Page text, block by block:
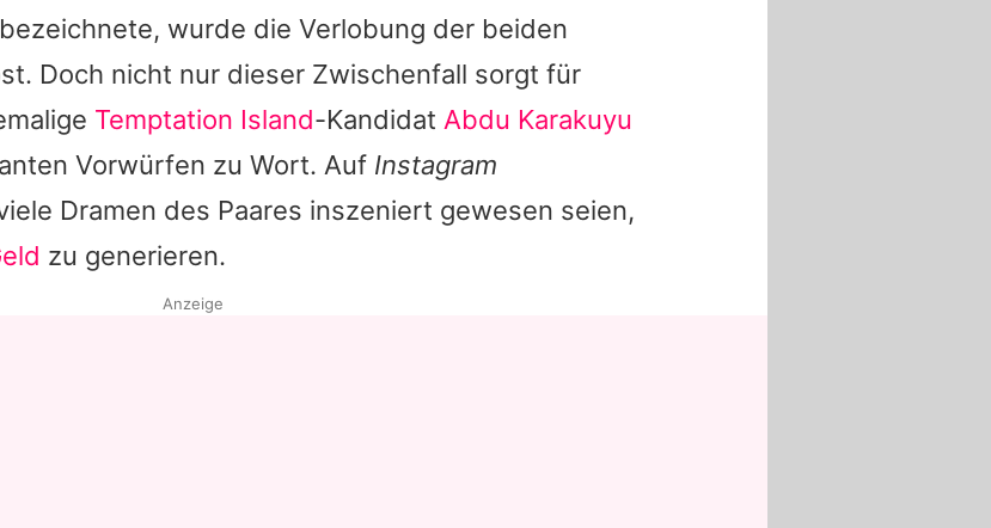
App runterladen
Team
Redaktionelle Richtlinien
Impressum
Datenschutzerklärung
Nutzungsbedingungen
wurde die Verlobung der beiden
Doch nicht nur dieser Zwischenfall sorgt für
Temptation Island-Kandidat Abdu Karakuyu
Vorwürfen zu Wort. Auf Instagram
Dramen des Paares inszeniert gewesen seien,
zu generieren.
Anzeige